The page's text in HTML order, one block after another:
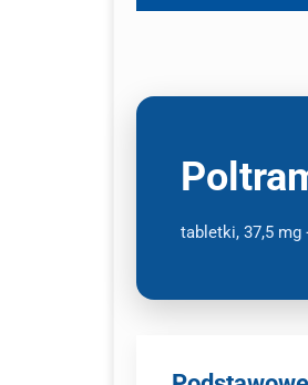
tabletki, 37,5 mg